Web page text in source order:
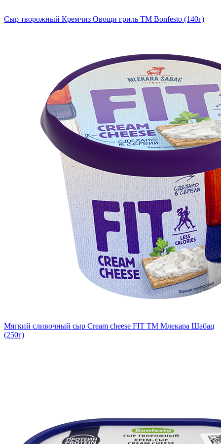
Сыр творожный Кремчиз Овощи гриль ТМ Bonfesto (140г)
Мягкий сливочный сыр Cream cheese FIT TM Млекара Шабац
(250г)